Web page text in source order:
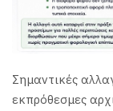
Σημαντικές
εκπρόθεσμες